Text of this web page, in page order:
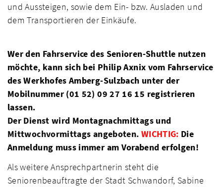
und Aussteigen, sowie dem Ein- bzw. Ausladen und
dem Transportieren der Einkäufe.
Wer den Fahrservice des Senioren-Shuttle nutzen
möchte, kann sich bei Philip Axnix vom Fahrservice
des Werkhofes Amberg-Sulzbach unter der
Mobilnummer (01 52) 09 27 16 15 registrieren
lassen.
Der Dienst wird Montagnachmittags und
Mittwochvormittags angeboten. WICHTIG: Die
Anmeldung muss immer am Vorabend erfolgen!
Als weitere Ansprechpartnerin steht die
Seniorenbeauftragte der Stadt Schwandorf, Sabine